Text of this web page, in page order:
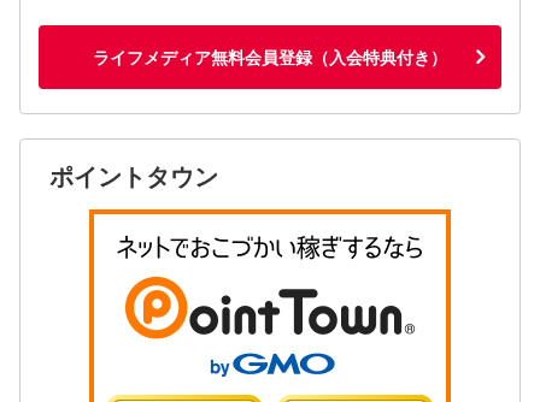
ライフメディア無料会員登録（入会特典付き）
ポイントタウン